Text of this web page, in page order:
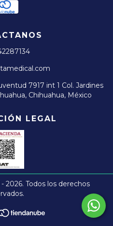
7917 int 1 Col. Jardines
Chihuahua, México
LEGAL
2026. Todos los derechos